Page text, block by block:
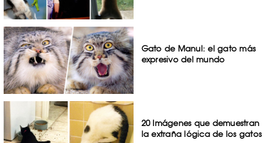
Gato de Manul: el gato más
expresivo del mundo
20 Imágenes que demuestran
la extraña lógica de los gatos